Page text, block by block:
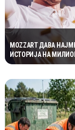
MOZZART ДАВА
ИСТОРИЈА НА